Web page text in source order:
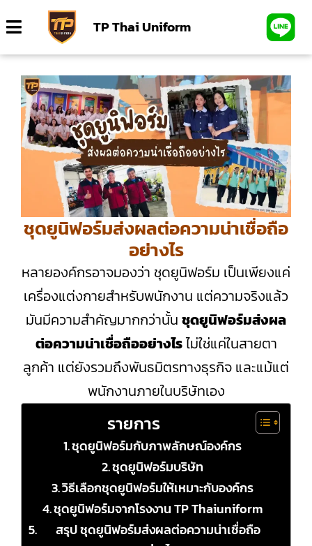
TP Thai Uniform
ชุดยูนิฟอร์มส่งผลต่อความน่าเชื่อถือ
อย่างไร
หลายองค์กรอาจมองว่า ชุดยูนิฟอร์ม เป็นเพียงแค่
เครื่องแต่งกายสำหรับพนักงาน แต่ความจริงแล้ว
มันมีความสำคัญมากกว่านั้น ชุดยูนิฟอร์มส่งผล
ต่อความน่าเชื่อถืออย่างไรไม่ใช่แค่ในสายตา
ลูกค้า แต่ยังรวมถึงพันธมิตรทางธุรกิจ และแม้แต่
พนักงานภายในบริษัทเอง
รายการ
ชุดยูนิฟอร์มกับภาพลักษณ์องค์กร
ชุดยูนิฟอร์มบริษัท
วิธีเลือกชุดยูนิฟอร์มให้เหมาะกับองค์กร
ชุดยูนิฟอร์มจากโรงงาน TP Thaiuniform
สรุป ชุดยูนิฟอร์มส่งผลต่อความน่าเชื่อถือ